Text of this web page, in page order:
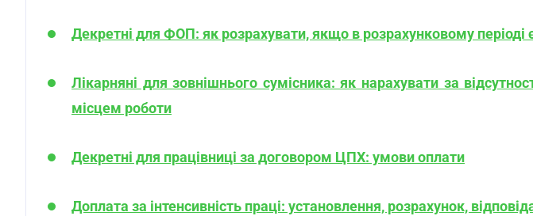
Декретні для ФОП: як розрахувати, якщо в розрахунковому періоді
Лікарняні для зовнішнього сумісника: як нарахувати за
місцем роботи
Декретні для працівниці за договором ЦПХ: умови оплати
Доплата за інтенсивність праці: установлення, розрахунок,